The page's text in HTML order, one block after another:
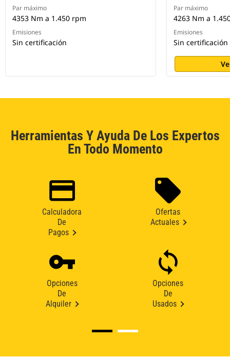
Par máximo
4353 Nm a 1.450 rpm
Emisiones
Sin certificación
Par máximo
4263 Nm a
Emisiones
Sin certificación
Herramientas Y Ayuda De Los Expertos
En Todo Momento
Calculadora
De
Pagos
Ofertas
Actuales
Opciones
De
Alquiler
Opciones
De
Usados